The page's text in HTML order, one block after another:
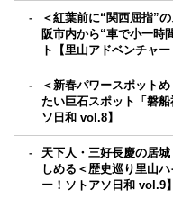
＜紅葉前に“関西屈指”
阪市内から“車で小一時
ト【里山アドベンチャ
＜新春パワースポット
たい巨石スポット「磐
ソ日和 vol.8】
天下人・三好長慶の居
しめる＜歴史巡り里山
ー！ソトアソ日和 vol.9】